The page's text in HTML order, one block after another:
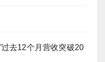
去12个月营收突破20